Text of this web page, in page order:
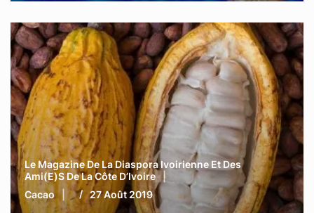
Le Magazine De La Diaspora Ivoirienne Et Des
Ami(e)s De La Côte D’Ivoire
Cacao
27 Août 2019